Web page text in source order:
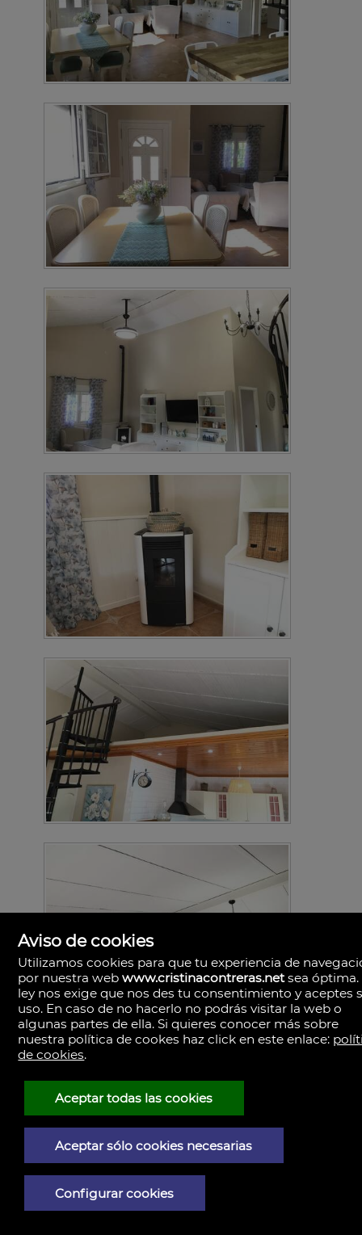
Aviso de cookies
Utilizamos cookies para que tu experiencia de
por nuestra webwww.cristinacontreras.netsea óptima.
ley nos exige que nos des tu consentimiento y aceptes
uso. En caso de no hacerlo no podrás visitar la web o
algunas partes de ella. Si quieres conocer más sobre
nuestra política de cookes haz click en este enlace:
de cookies.
Aceptar todas las cookies
Aceptar sólo cookies necesarias
Configurar cookies